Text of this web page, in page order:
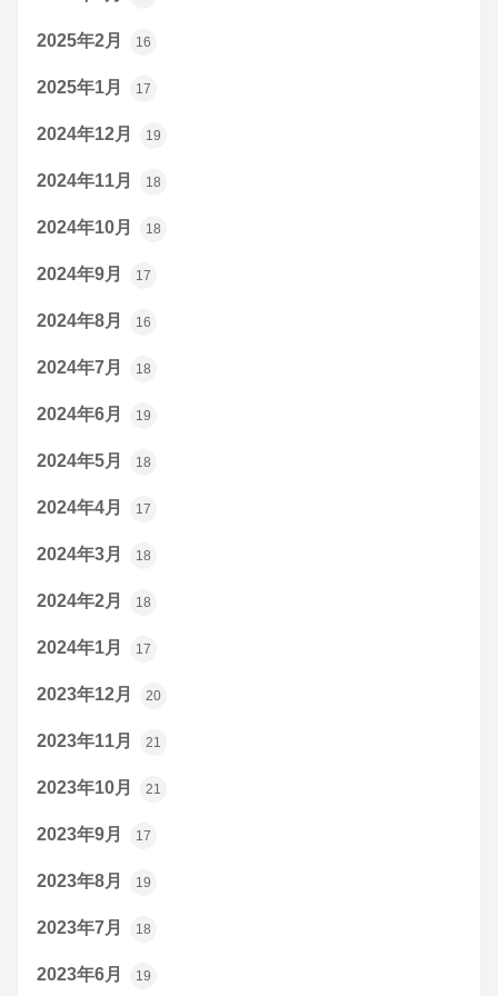
2025年2月 16
2025年1月 17
2024年12月 19
2024年11月 18
2024年10月 18
2024年9月 17
2024年8月 16
2024年7月 18
2024年6月 19
2024年5月 18
2024年4月 17
2024年3月 18
2024年2月 18
2024年1月 17
2023年12月 20
2023年11月 21
2023年10月 21
2023年9月 17
2023年8月 19
2023年7月 18
2023年6月 19